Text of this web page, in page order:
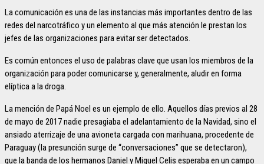
La comunicación es una de las instancias más importantes dentro de las
redes del narcotráfico y un elemento al que más atención le prestan los
jefes de las organizaciones para evitar ser detectados.
Es común entonces el uso de palabras clave que usan los miembros de la
organización para poder comunicarse y, generalmente, aludir en forma
elíptica a la droga.
La mención de Papá Noel es un ejemplo de ello. Aquellos días previos al 28
de mayo de 2017 nadie presagiaba el adelantamiento de la Navidad, sino el
ansiado aterrizaje de una avioneta cargada con marihuana, procedente de
Paraguay (la presunción surge de “conversaciones” que se detectaron),
que la banda de los hermanos Daniel y Miguel Celis esperaba en un campo